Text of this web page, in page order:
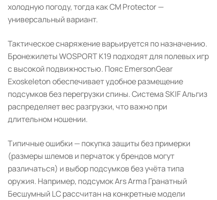
холодную погоду, тогда как CM Protector —
универсальный вариант.
Тактическое снаряжение варьируется по назначению.
Бронежилеты WOSPORT K19 подходят для полевых игр
с высокой подвижностью. Пояс EmersonGear
Exoskeleton обеспечивает удобное размещение
подсумков без перегрузки спины. Система SKIF Альгиз
распределяет вес разгрузки, что важно при
длительном ношении.
Типичные ошибки — покупка защиты без примерки
(размеры шлемов и перчаток у брендов могут
различаться) и выбор подсумков без учёта типа
оружия. Например, подсумок Ars Arma Гранатный
Бесшумный LC рассчитан на конкретные модели